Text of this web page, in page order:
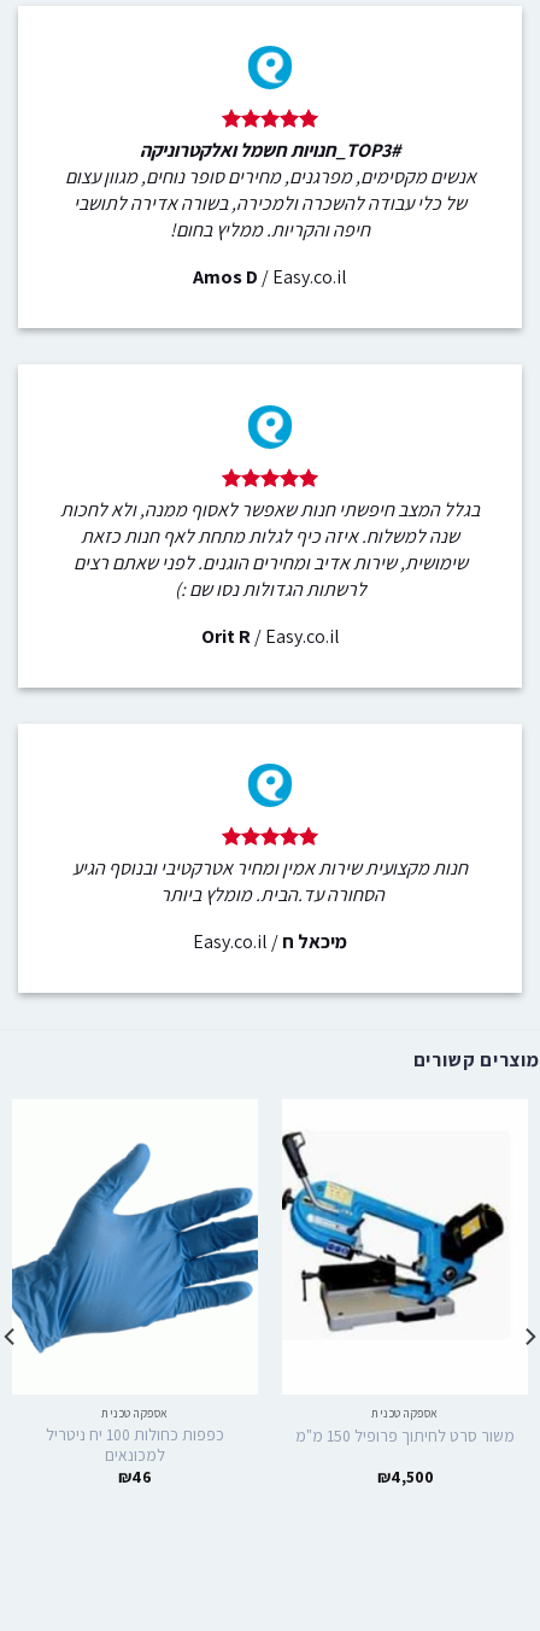
#TOP3_חנויות חשמל ואלקטרוניקה
אנשים מקסימים, מפרגנים, מחירים סופר נוחים, מגוון עצום
של כלי עבודה להשכרה ולמכירה, בשורה אדירה לתושבי
חיפה והקריות. ממליץ בחום!
Amos D /Easy.co.il
בגלל המצב חיפשתי חנות שאפשר לאסוף ממנה, ולא לחכות
שנה למשלוח. איזה כיף לגלות מתחת לאף חנות כזאת
שימושית, שירות אדיב ומחירים הוגנים. לפני שאתם רצים
לרשתות הגדולות נסו שם :)
Orit R /Easy.co.il
חנות מקצועית שירות אמין ומחיר אטרקטיבי ובנוסף הגיע
הסחורה עד.הבית. מומלץ ביותר
מיכאל ח/
Easy.co.il
מוצרים קשורים
אספקה טכנית
משור סרט לחיתוך פרופיל 150 מ"מ
₪4,500
אספקה טכנית
כפפות כחולות 100 יח ניטריל
למכונאים
₪46